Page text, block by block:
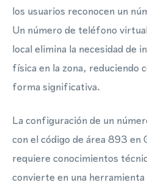
los usuarios reconocen un
Un número de teléfono
local elimina la necesidad de
física en la zona, reduciendo
forma significativa.
La configuración de un
con el código de área 893 en
requiere conocimientos
convierte en una